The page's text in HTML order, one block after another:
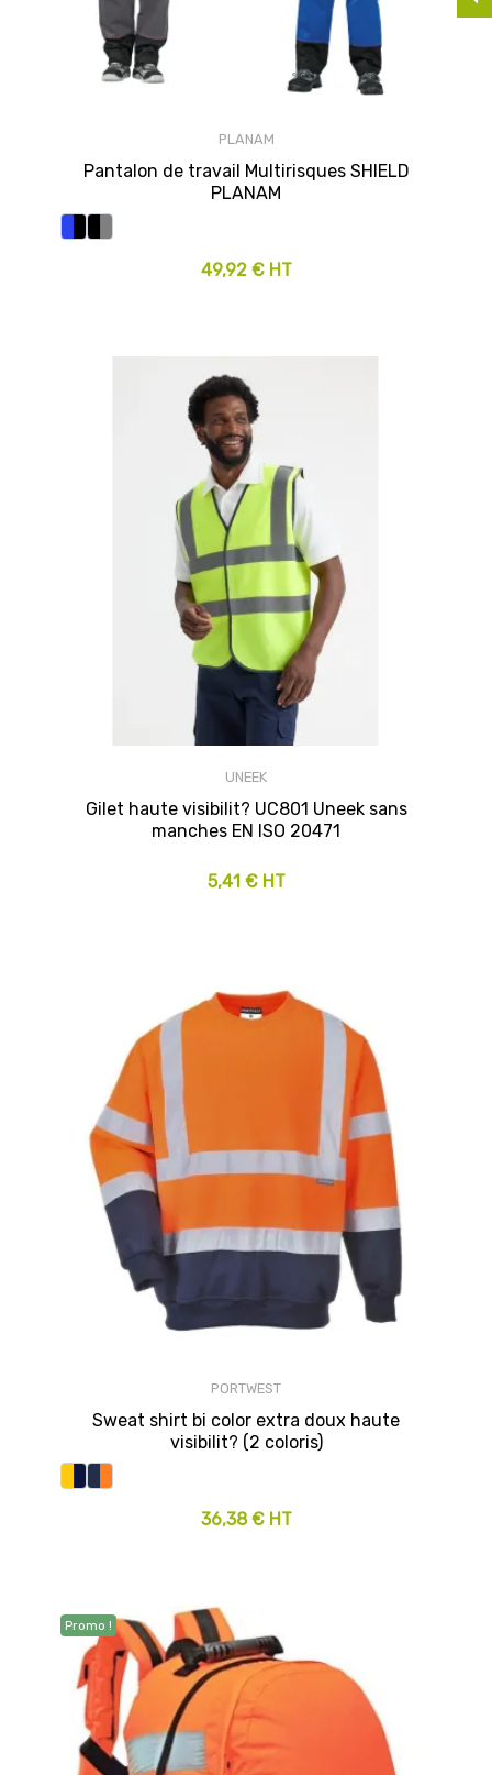
PLANAM
Pantalon de travail Multirisques SHIELD
PLANAM
49,92 € HT
UNEEK
Gilet haute visibilit? UC801 Uneek sans
manches EN ISO 20471
5,41 € HT
PORTWEST
Sweat shirt bi color extra doux haute
visibilit? (2 coloris)
36,38 € HT
Promo !